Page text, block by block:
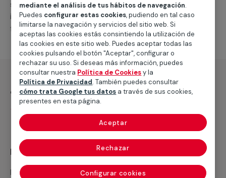
suministro de los materiales necesarios, las
intervenciones a realizar, o la mano de obra que hará
falta para completar tu proyecto.
¿Qué incluye?
Recuerda que en MULTIMAP
Podemos ofrecer cualquier servicio a medida
mediante el análisis de tus hábitos de navegación.
Puedes configurar estas cookies, pudiendo en tal caso
limitarse la navegación y servicios del sitio web. Si
aceptas las cookies estás consintiendo la utilización de
las cookies en este sitio web. Puedes aceptar todas las
cookies pulsando el botón "Aceptar", configurar o
rechazar su uso. Si deseas más información, puedes
consultar nuestra Política de Cookiesy la
Política de Privacidad. También puedes consultar
cómo trata Google tus datos a través de sus cookies,
presentes en esta página.
Configurar cookies
Rechazar
Aceptar